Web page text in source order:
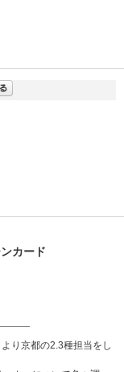
カード
り京都の2.3種担当をし